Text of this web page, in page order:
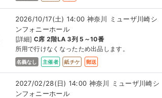
2026/10/17(土) 14:00 神奈川 ミューザ川崎シ
ンフォニーホール
[詳細]C席 2階LA 3列 5～10番
所用で行けなくなったため出品します。
名義なし 主催者 紙チケ 郵送
2027/02/28(日) 14:00 神奈川 ミューザ川崎シ
ンフォニーホール